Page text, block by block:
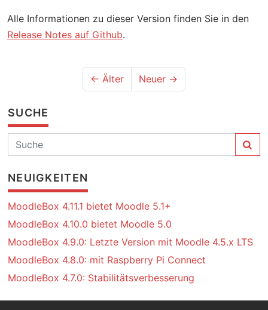
Alle Informationen zu dieser Version finden Sie in den
Release Notes auf Github.
← Älter Neuer →
SUCHE
NEUIGKEITEN
MoodleBox 4.11.1 bietet Moodle 5.1+
MoodleBox 4.10.0 bietet Moodle 5.0
MoodleBox 4.9.0: Letzte Version mit Moodle 4.5.x LTS
MoodleBox 4.8.0: mit Raspberry Pi Connect
MoodleBox 4.7.0: Stabilitätsverbesserung